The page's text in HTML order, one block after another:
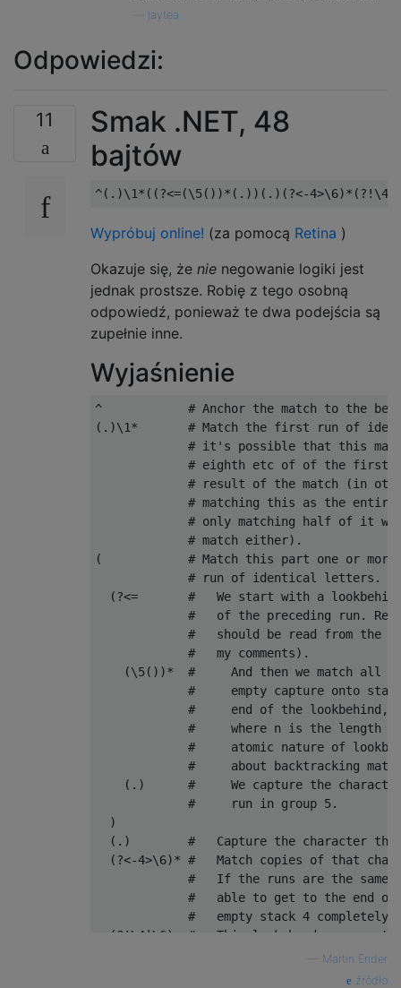
jaytea
Odpowiedzi:
11
Smak .NET, 48
bajtów
Wypróbuj online! (za pomocą Retina )
Okazuje się, że nie negowanie logiki jest
jednak prostsze. Robię z tego osobną
odpowiedź, ponieważ te dwa podejścia są
zupełnie inne.
Wyjaśnienie
^            # Anchor the match to the
(.)\1*       # Match the first run of
# it's possible that this
# eighth etc of of the first
# result of the match (in
# matching this as the
# only matching half of it
             # match either).
(            # Match this part one or more
             # run of identical letters.
(?<=       #   We start with a
#   of the preceding run.
#   should be read from the
             #   my comments).
(\5())*  #     And then we match all
#     empty capture onto
#     end of the lookbehind,
#     where n is the length
#     atomic nature of
#     about backtracking
(.)      #     We capture the
             #     run in group 5.
  )
(.)        #   Capture the character
(?<-4>\6)* #   Match copies of that
#   If the runs are the same
#   able to get to the end
             #   empty stack 4 completely.
(?!\4|\6)  #   This lookahead ensures
#   \4 will match, because
#   the backreference can't
Martin Ender
źródło